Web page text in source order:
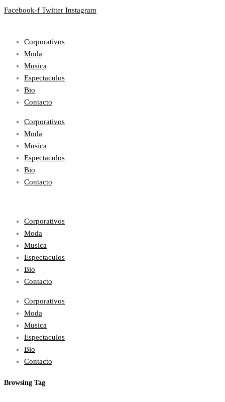
Facebook-f Twitter Instagram
Corporativos
Moda
Musica
Espectaculos
Bio
Contacto
Corporativos
Moda
Musica
Espectaculos
Bio
Contacto
Corporativos
Moda
Musica
Espectaculos
Bio
Contacto
Corporativos
Moda
Musica
Espectaculos
Bio
Contacto
Browsing Tag